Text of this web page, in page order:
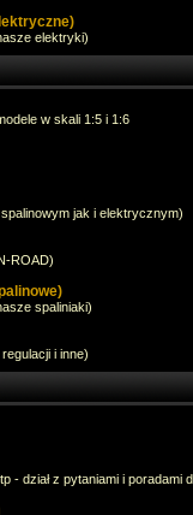
elektryki)
w skali 1:5 i 1:6
jak i elektrycznym)
ROAD)
spaliniaki)
i inne)
- dział z pytaniami i poradami